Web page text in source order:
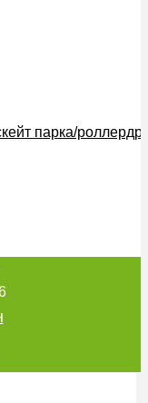
парка/
для скейт парка/